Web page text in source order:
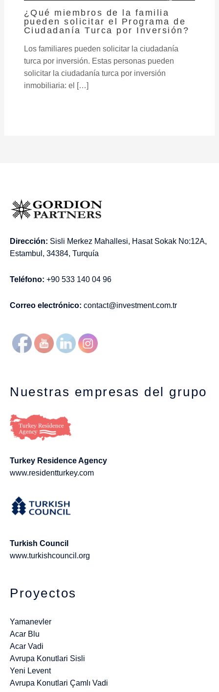
¿Qué miembros de la familia
pueden solicitar el Programa de
Ciudadanía Turca por Inversión?
Los familiares pueden solicitar la ciudadanía
turca por inversión. Estas personas pueden
solicitar la ciudadanía turca por inversión
inmobiliaria: el […]
Dirección: Sisli Merkez Mahallesi, Hasat Sokak No:12A,
Estambul, 34384, Turquía
Teléfono: +90 533 140 04 96
Correo electrónico: contact@investment.com.tr
Nuestras empresas del grupo
Turkey Residence Agency
www.residentturkey.com
Turkish Council
www.turkishcouncil.org
Proyectos
Yamanevler
Acar Blu
Acar Vadi
Avrupa Konutlari Sisli
Yeni Levent
Avrupa Konutlari Çamlı Vadi